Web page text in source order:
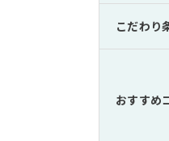
こだわり
おすすめ